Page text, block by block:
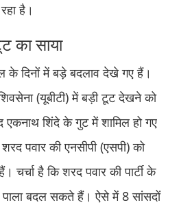
है।
का साया
के दिनों में बड़े बदलाव देखे गए हैं।
(यूबीटी) में बड़ी टूट देखने को
शिंदे के गुट में शामिल हो गए
पवार की एनसीपी (एसपी) को
चर्चा है कि शरद पवार की पार्टी के
बदल सकते हैं। ऐसे में 8 सांसदों